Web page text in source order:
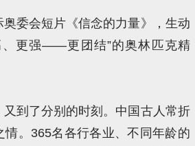
委会短片《信念的力量》，生动
、更强——更团结”的奥林匹克精
又到了分别的时刻。中国古人常折
情。365名各行各业、不同年龄的